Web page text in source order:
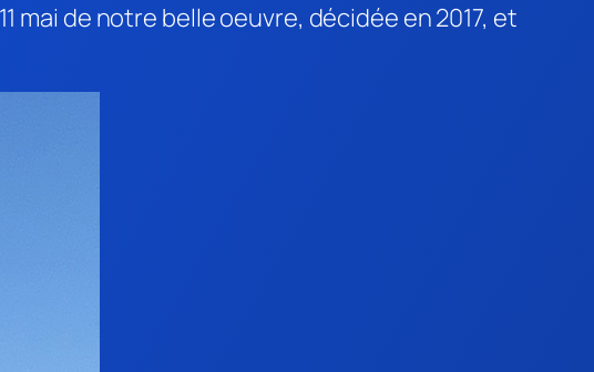
mai de notre belle oeuvre, décidée en 2017, et